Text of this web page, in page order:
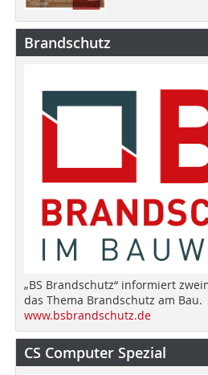
Brandschutz
„BS Brandschutz“ informiert
das Thema Brandschutz am Bau.
www.bsbrandschutz.de
CS Computer Spezial